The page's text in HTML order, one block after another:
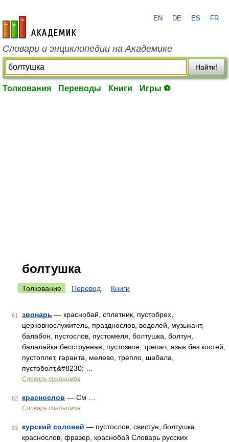
academic.ru
EN DE ES FR
Словари и энциклопедии на Академике
Найти!
Толкования Переводы Книги Игры ⚽
болтушка
Толкование Перевод Книги
81 звонарь — краснобай, сплетник, пустобрех,
церковнослужитель, празднослов, водолей, музыкант,
балабон, пустослов, пустомеля, болтушка, болтун,
балалайка бесструнная, пустозвон, трепач, язык без костей,
пустоплет, гаранта, мелево, трепло, шабала,
пустоболт,&#8230; …
Словарь синонимов
82 краснослов — См …
Словарь синонимов
83 курский соловей — пустослов, свистун, болтушка,
краснослов, фразер, краснобай Словарь русских